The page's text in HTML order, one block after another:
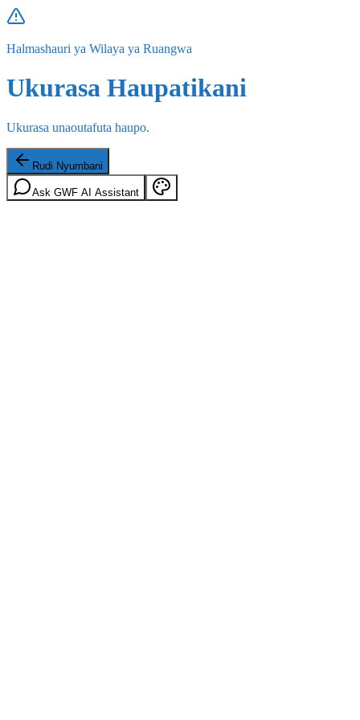
Halmashauri ya Wilaya ya Ruangwa
Ukurasa Haupatikani
Ukurasa unaoutafuta haupo.
Rudi Nyumbani
Ask GWF AI Assistant